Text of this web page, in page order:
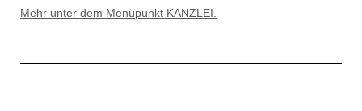
Mehr unter dem Menüpunkt KANZLEI.